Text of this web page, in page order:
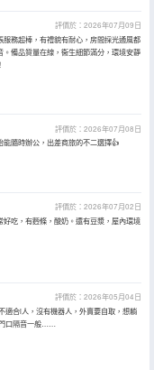
評價於：2026年07月09日
務超棒，有禮貌有耐心，房間採光通風都
備品質量在線，衞生細節滿分，環境安靜
評價於：2026年07月08日
隨時辦公，出差商旅的不二選擇👍
評價於：2026年07月02日
吃，有麪條，酸奶。還有豆漿，屋內環境
評價於：2026年05月04日
適合i人，沒有機器人，外賣要自取，想躺
口隔音一般……